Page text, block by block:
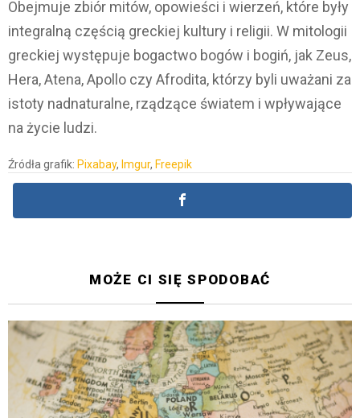
Obejmuje zbiór mitów, opowieści i wierzeń, które były
integralną częścią greckiej kultury i religii. W mitologii
greckiej występuje bogactwo bogów i bogiń, jak Zeus,
Hera, Atena, Apollo czy Afrodita, którzy byli uważani za
istoty nadnaturalne, rządzące światem i wpływające
na życie ludzi.
Źródła grafik: Pixabay, Imgur, Freepik
MOŻE CI SIĘ SPODOBAĆ